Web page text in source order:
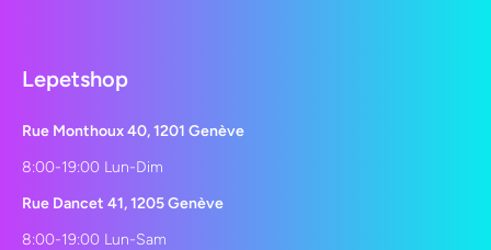
Lepetshop
Rue Monthoux 40, 1201 Genève
8:00-19:00 Lun-Dim
Rue Dancet 41, 1205 Genève
8:00-19:00 Lun-Sam